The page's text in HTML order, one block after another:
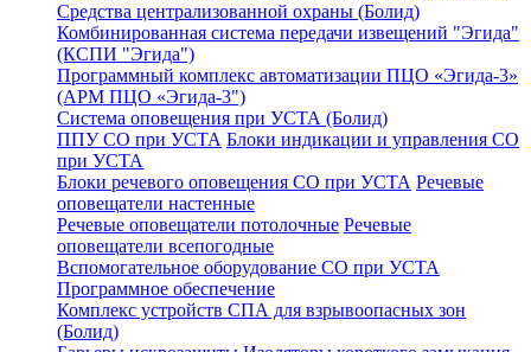
Средства централизованной охраны (Болид)
Комбинированная система передачи извещений "Эгида"
(КСПИ "Эгида")
Программный комплекс автоматизации ПЦО «Эгида-3»
(АРМ ПЦО «Эгида-3")
Система оповещения при УСТА (Болид)
ППУ СО при УСТА Блоки индикации и управления СО
при УСТА
Блоки речевого оповещения СО при УСТА Речевые
оповещатели настенные
Речевые оповещатели потолочные Речевые
оповещатели всепогодные
Вспомогательное оборудование СО при УСТА
Программное обеспечение
Комплекс устройств СПА для взрывоопасных зон
(Болид)